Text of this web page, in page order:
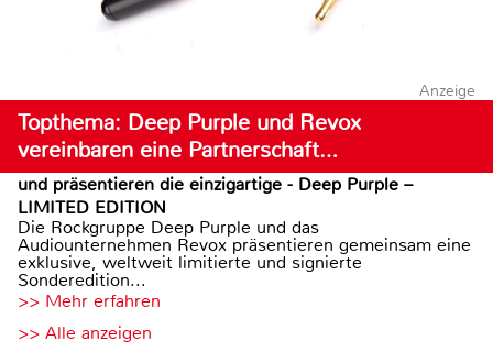
Anzeige
Topthema: Deep Purple und Revox
vereinbaren eine Partnerschaft…
und präsentieren die einzigartige - Deep Purple –
LIMITED EDITION
Die Rockgruppe Deep Purple und das
Audiounternehmen Revox präsentieren gemeinsam eine
exklusive, weltweit limitierte und signierte
Sonderedition...
>> Mehr erfahren
>> Alle anzeigen